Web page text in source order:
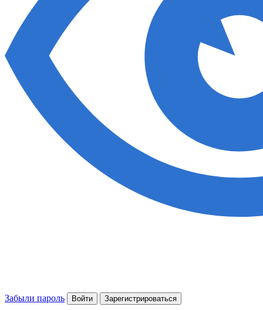
Забыли пароль Войти Зарегистрироваться